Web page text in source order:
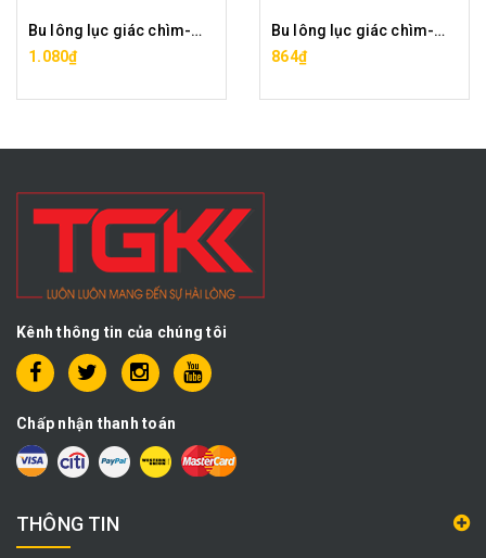
Bu lông lục giác chìm-M4x5
1.080₫
Bu lông lục giác chìm-M4x6
864₫
Kênh thông tin của chúng tôi
Chấp nhận thanh toán
THÔNG TIN